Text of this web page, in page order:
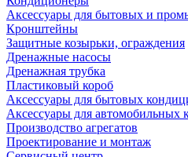
Аксессуары для бытовых и
Кронштейны
Защитные козырьки, ограждения
Дренажные насосы
Дренажная трубка
Пластиковый короб
Аксессуары для бытовых
Аксессуары для автомобильных
Производство агрегатов
Проектирование и монтаж